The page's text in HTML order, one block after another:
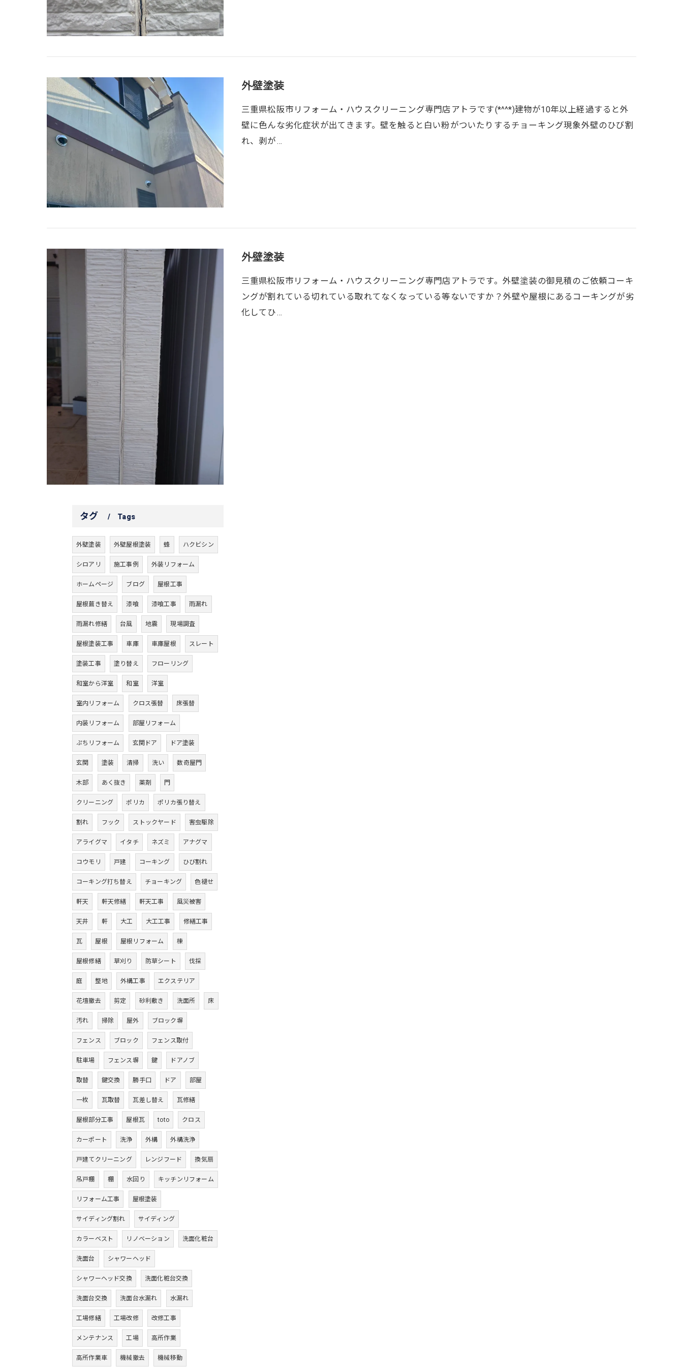
外壁塗装
三重県松阪市リフォーム・ハウスクリーニング専門店アトラです(*^^*)建物が10年以上経過すると外
壁に色んな劣化症状が出てきます。壁を触ると白い粉がついたりするチョーキング現象外壁のひび割
れ、剥が…
外壁塗装
三重県松阪市リフォーム・ハウスクリーニング専門店アトラです。外壁塗装の御見積のご依頼コーキ
ングが割れている切れている取れてなくなっている等ないですか？外壁や屋根にあるコーキングが劣
化してひ…
タグ Tags
外壁塗装 外壁屋根塗装 蜂 ハクビシン
シロアリ 施工事例 外装リフォーム
ホームページ ブログ 屋根工事
屋根葺き替え 漆喰 漆喰工事 雨漏れ
雨漏れ修繕 台風 地震 現場調査
屋根塗装工事 車庫 車庫屋根 スレート
塗装工事 塗り替え フローリング
和室から洋室 和室 洋室
室内リフォーム クロス張替 床張替
内装リフォーム 部屋リフォーム
ぷちリフォーム 玄関ドア ドア塗装
玄関 塗装 清掃 洗い 数奇屋門
木部 あく抜き 薬剤 門
クリーニング ポリカ ポリカ張り替え
割れ フック ストックヤード 害虫駆除
アライグマ イタチ ネズミ アナグマ
コウモリ 戸建 コーキング ひび割れ
コーキング打ち替え チョーキング 色褪せ
軒天 軒天修繕 軒天工事 風災被害
天井 軒 大工 大工工事 修繕工事
瓦 屋根 屋根リフォーム 棟
屋根修繕 草刈り 防草シート 伐採
庭 整地 外構工事 エクステリア
花壇撤去 剪定 砂利敷き 洗面所 床
汚れ 掃除 屋外 ブロック塀
フェンス ブロック フェンス取付
駐車場 フェンス塀 鍵 ドアノブ
取替 鍵交換 勝手口 ドア 部屋
一枚 瓦取替 瓦差し替え 瓦修繕
屋根部分工事 屋根瓦 toto クロス
カーポート 洗浄 外構 外構洗浄
戸建てクリーニング レンジフード 換気扇
吊戸棚 棚 水回り キッチンリフォーム
リフォーム工事 屋根塗装
サイディング割れ サイディング
カラーベスト リノベーション 洗面化粧台
洗面台 シャワーヘッド
シャワーヘッド交換 洗面化粧台交換
洗面台交換 洗面台水漏れ 水漏れ
工場修繕 工場改修 改修工事
メンテナンス 工場 高所作業
高所作業車 機械撤去 機械移動